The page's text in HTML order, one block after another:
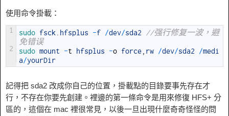
使用命令掛載：
1
2
sudo fsck hfsplus -f /dev/sda2
//强行修复一波，避
免错误
sudo mount -t hfsplus -o force rw /dev/sda2 /medi
a/yourDir
記得把 sda2 改成你自己的位置，掛載點的目錄要事先存在才
行，不存在你要先創建。裡邊的第一條命令是用來修復 HFS+ 分
區的，這個在 mac 裡很常見，以後一旦出現什麼奇奇怪怪的問